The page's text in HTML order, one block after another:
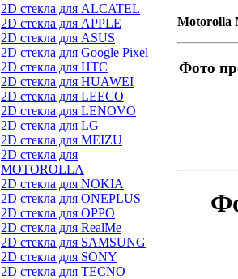
2D стекла для ALCATEL
2D стекла для APPLE
2D стекла для ASUS
2D стекла для Google Pixel
2D стекла для HTC
2D стекла для HUAWEI
2D стекла для LEECO
2D стекла для LENOVO
2D стекла для LG
2D стекла для MEIZU
2D стекла для
MOTOROLLA
2D стекла для NOKIA
2D стекла для ONEPLUS
2D стекла для OPPO
2D стекла для RealMe
2D стекла для SAMSUNG
2D стекла для SONY
2D стекла для TECNO
Motorolla
Фото